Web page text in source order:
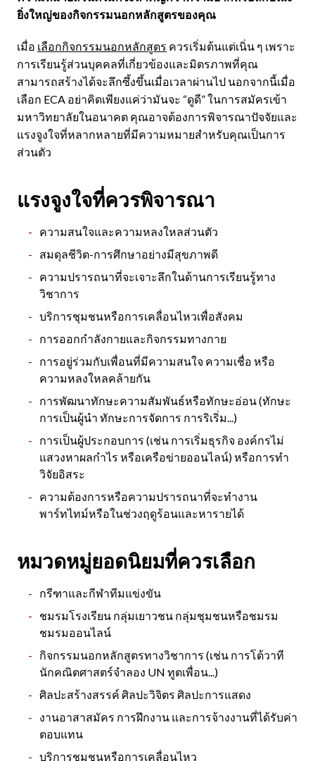
ยิ่งใหญ่ของกิจกรรมนอกหลักสูตรของคุณ
เมื่อ เลือกกิจกรรมนอกหลักสูตร ควรเริ่มต้นแต่เนิ่น ๆ เพราะ
การเรียนรู้ส่วนบุคคลที่เกี่ยวข้องและมิตรภาพที่คุณ
สามารถสร้างได้จะลึกซึ้งขึ้นเมื่อเวลาผ่านไป นอกจากนี้เมื่อ
เลือก ECA อย่าคิดเพียงแค่ว่ามันจะ “ดูดี” ในการสมัครเข้า
มหาวิทยาลัยในอนาคต คุณอาจต้องการพิจารณาปัจจัยและ
แรงจูงใจที่หลากหลายที่มีความหมายสำหรับคุณเป็นการ
ส่วนตัว
แรงจูงใจที่ควรพิจารณา
ความสนใจและความหลงใหลส่วนตัว
สมดุลชีวิต-การศึกษาอย่างมีสุขภาพดี
ความปรารถนาที่จะเจาะลึกในด้านการเรียนรู้ทาง
วิชาการ
บริการชุมชนหรือการเคลื่อนไหวเพื่อสังคม
การออกกำลังกายและกิจกรรมทางกาย
การอยู่ร่วมกับเพื่อนที่มีความสนใจ ความเชื่อ หรือ
ความหลงใหลคล้ายกัน
การพัฒนาทักษะความสัมพันธ์หรือทักษะอ่อน (ทักษะ
การเป็นผู้นำ ทักษะการจัดการ การริเริ่ม...)
การเป็นผู้ประกอบการ (เช่น การเริ่มธุรกิจ องค์กรไม่
แสวงหาผลกำไร หรือเครือข่ายออนไลน์) หรือการทำ
วิจัยอิสระ
ความต้องการหรือความปรารถนาที่จะทำงาน
พาร์ทไทม์หรือในช่วงฤดูร้อนและหารายได้
หมวดหมู่ยอดนิยมที่ควรเลือก
กรีฑาและกีฬาทีมแข่งขัน
ชมรมโรงเรียน กลุ่มเยาวชน กลุ่มชุมชนหรือชมรม
ชมรมออนไลน์
กิจกรรมนอกหลักสูตรทางวิชาการ (เช่น การโต้วาที
นักคณิตศาสตร์จำลอง UN ทูตเพื่อน...)
ศิลปะสร้างสรรค์ ศิลปะวิจิตร ศิลปะการแสดง
งานอาสาสมัคร การฝึกงาน และการจ้างงานที่ได้รับค่า
ตอบแทน
บริการชุมชนหรือการเคลื่อนไหว